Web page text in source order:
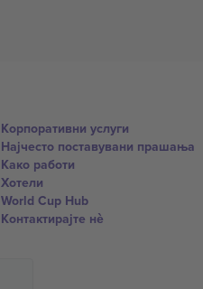
Корпоративни услуги
Најчесто поставувани прашања
Како работи
Хотели
World Cup Hub
Контактирајте нѐ